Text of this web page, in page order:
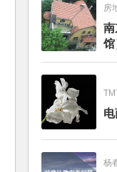
房
南
馆
判
杨